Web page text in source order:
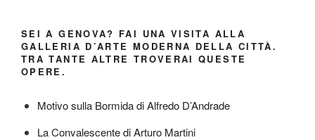
SEI A GENOVA? FAI UNA VISITA ALLA
GALLERIA D’ARTE MODERNA DELLA CITTÀ.
TRA TANTE ALTRE TROVERAI QUESTE
OPERE.
Motivo sulla Bormida di Alfredo D’Andrade
La Convalescente di Arturo Martini